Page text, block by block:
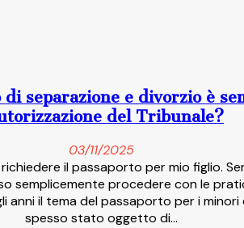
di separazione e divorzio è
del Tribunale?
03/11/2025
il passaporto per mio figlio.
semplicemente procedere con le
anni il tema del passaporto per i
spesso stato oggetto di…